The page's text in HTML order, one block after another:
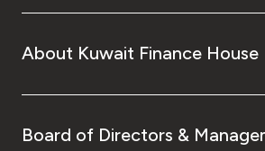
About Kuwait Finance House
Board of Directors &